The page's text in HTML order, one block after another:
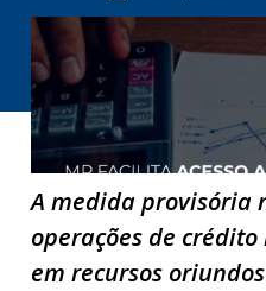
A medida provisória
operações de
em recursos